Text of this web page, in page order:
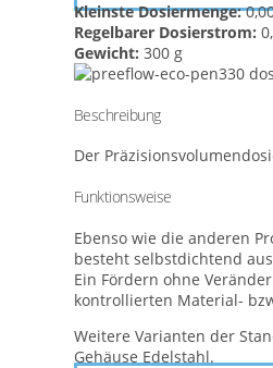
Kleinste Dosiermenge:
Regelbarer Dosierstrom:
Gewicht: 300 g
Beschreibung
Der
Funktionsweise
Ebenso wie die anderen
besteht selbstdichtend
Ein Fördern ohne
kontrollierten Material-
Weitere Varianten der
Gehäuse Edelstahl.